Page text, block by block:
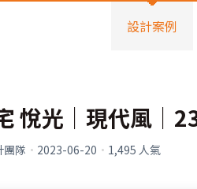
設計案例
悅光│現代風
團隊 · 2023-06-20 · 1,495 人氣